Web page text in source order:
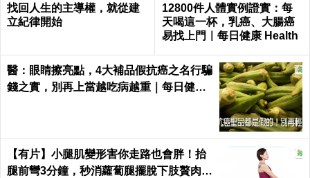
找回人生的主導權，就從建
立紀律開始
12800件人體實例證實：每
天喝這一杯，乳癌、大腸癌
易找上門｜每日健康 Health
醫：眼睛擦亮點，4大補品假抗癌之名行騙
錢之實，別再上當越吃病越重｜每日健康
【有片】小腿肌變形害你走路也會胖！抬
腿前彎3分鐘，秒消蘿蔔腿擺脫下肢贅肉｜